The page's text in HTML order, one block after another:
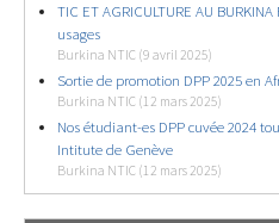
TIC ET AGRICULTURE AU
usages
Burkina NTIC (9 avril 2025)
Sortie de promotion DPP 2025 en
Burkina NTIC (12 mars 2025)
Nos étudiant-es DPP cuvée 2024
Intitute de Genève
Burkina NTIC (12 mars 2025)